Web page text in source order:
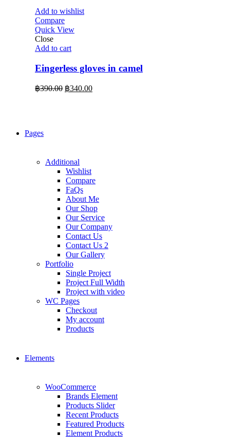
Add to wishlist
Compare
Quick View
Close
Add to cart
Eingerless gloves in camel
฿390.00 Original
฿340.00Current
Pages
Additional
Wishlist
Compare
FaQs
About Me
Our Shop
Our Service
Our Company
Contact Us
Contact Us 2
Our Gallery
Portfolio
Single Project
Project Full Width
Project with video
WC Pages
Checkout
My account
Products
Elements
WooCommerce
Brands Element
Products Slider
Recent Products
Featured Products
Element Products